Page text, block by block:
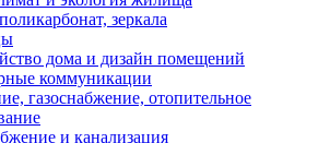
зеркала
дома и дизайн помещений
коммуникации
газоснабжение, отопительное
и канализация